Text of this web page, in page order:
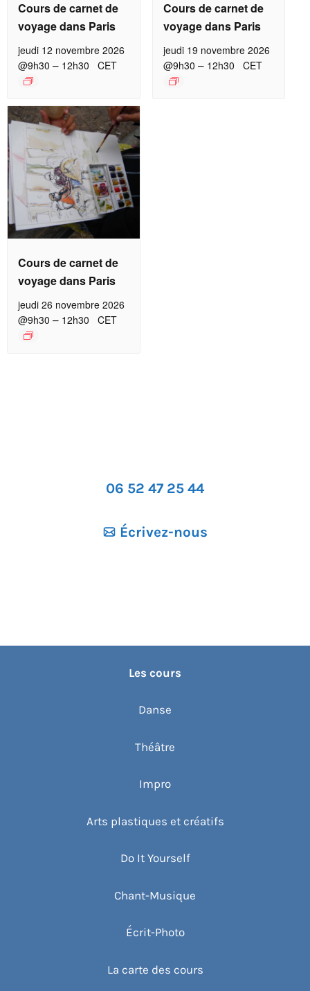
Cours de carnet de
voyage dans Paris
jeudi 12 novembre 2026
@9h30 – 12h30 CET
Cours de carnet de
voyage dans Paris
jeudi 19 novembre 2026
@9h30 – 12h30 CET
Cours de carnet de
voyage dans Paris
jeudi 26 novembre 2026
@9h30 – 12h30 CET
06 52 47 25 44
Écrivez-nous
Les cours
Danse
Théâtre
Impro
Arts plastiques et créatifs
Do It Yourself
Chant-Musique
Écrit-Photo
La carte des cours